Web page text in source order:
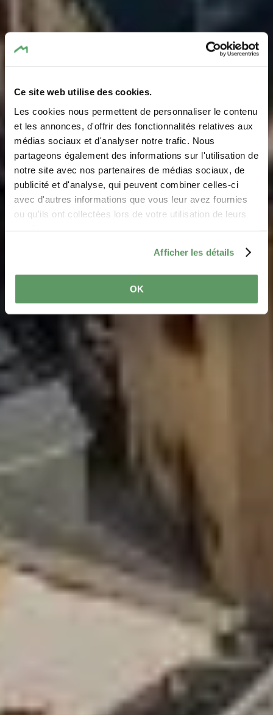
Ce site web utilise des cookies.
Les cookies nous permettent de personnaliser le contenu
et les annonces, d'offrir des fonctionnalités relatives aux
médias sociaux et d'analyser notre trafic. Nous
partageons également des informations sur l'utilisation de
notre site avec nos partenaires de médias sociaux, de
publicité et d'analyse, qui peuvent combiner celles-ci
avec d'autres informations que vous leur avez fournies
ou qu'ils ont collectées lors de votre utilisation de leurs
Afficher les détails
OK
The region and its
municipalities
Explore the charm of the Mullerthal Region’s localities,